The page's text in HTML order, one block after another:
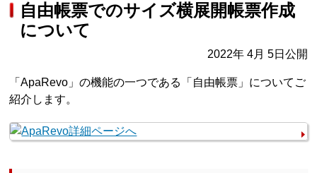
自由帳票でのサイズ横展開帳票作成
について
2022年 4月 5日公開
「ApaRevo」の機能の一つである「自由帳票」についてご
紹介します。